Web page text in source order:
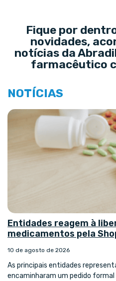
Fique por
novidades,
notícias da
farmacêutico
NOTÍCIAS
Entidades reagem à
medicamentos pela
10 de agosto de 2026
As principais entidades
encaminharam um pedido